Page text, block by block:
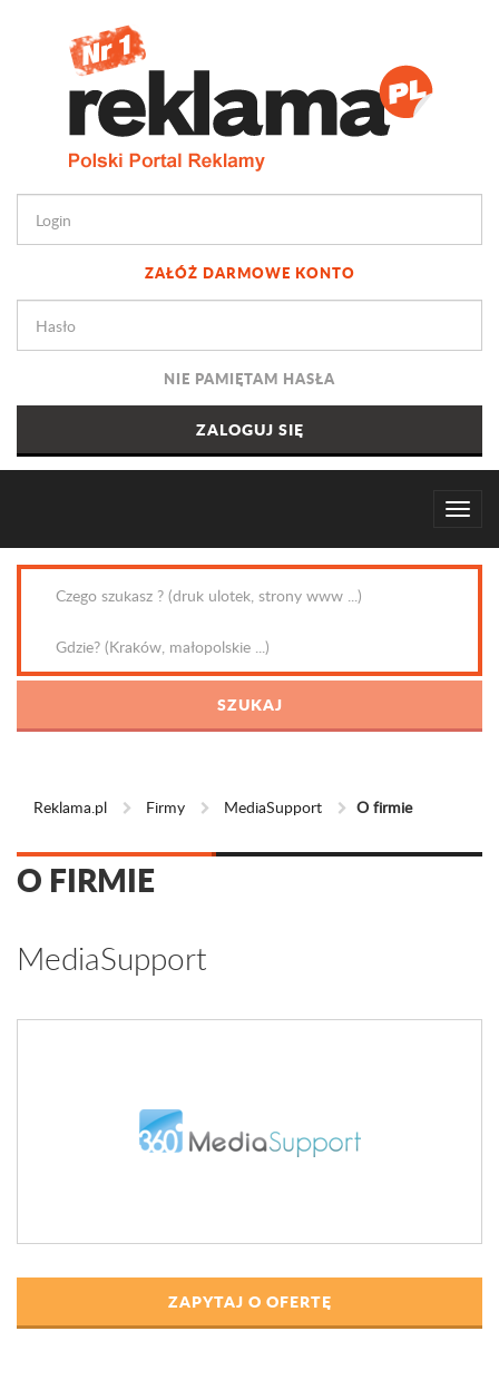
ZAŁÓŻ DARMOWE KONTO
NIE PAMIĘTAM HASŁA
Reklama.pl Firmy MediaSupport O firmie
O FIRMIE
MediaSupport
ZAPYTAJ O OFERTĘ